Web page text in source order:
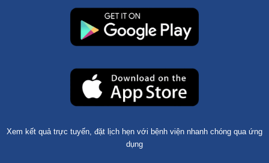
Xem kết quả trực tuyến, đặt lịch hẹn với bệnh viện nhanh chóng qua ứng
dụng